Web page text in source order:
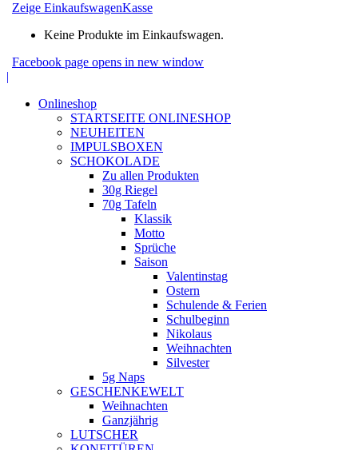
Zeige EinkaufswagenKasse
Keine Produkte im Einkaufswagen.
Facebook page opens in new window
|
Onlineshop
STARTSEITE ONLINESHOP
NEUHEITEN
IMPULSBOXEN
SCHOKOLADE
Zu allen Produkten
30g Riegel
70g Tafeln
Klassik
Motto
Sprüche
Saison
Valentinstag
Ostern
Schulende & Ferien
Schulbeginn
Nikolaus
Weihnachten
Silvester
5g Naps
GESCHENKEWELT
Weihnachten
Ganzjährig
LUTSCHER